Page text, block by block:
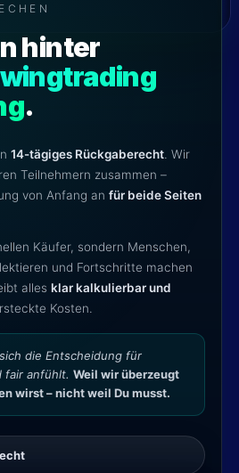
hinter
.
14-tägiges Rückgaberecht. Wir
Teilnehmern zusammen –
von Anfang an für beide Seiten
Käufer, sondern Menschen,
und Fortschritte machen
alles klar kalkulierbar und
Kosten.
die Entscheidung für
fair anfühlt. Weil wir überzeugt
wirst – nicht weil Du musst.